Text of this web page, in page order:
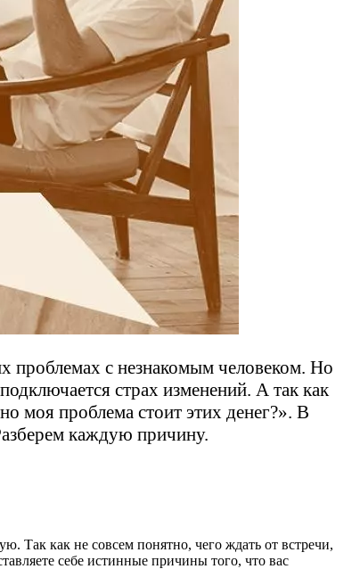
проблемах с незнакомым человеком. Но
страх изменений. А так как
моя проблема стоит этих денег?». В
каждую причину.
Так как не совсем понятно, чего ждать от встречи,
себе истинные причины того, что вас